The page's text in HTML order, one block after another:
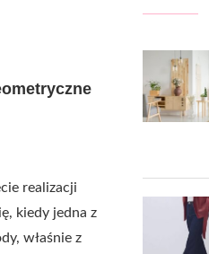
realizacji
kiedy jedna z
właśnie z